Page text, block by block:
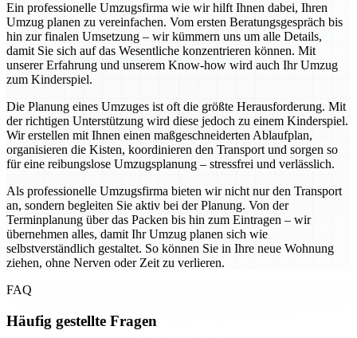
Ein professionelle Umzugsfirma wie wir hilft Ihnen dabei, Ihren
Umzug planen zu vereinfachen. Vom ersten Beratungsgespräch bis
hin zur finalen Umsetzung – wir kümmern uns um alle Details,
damit Sie sich auf das Wesentliche konzentrieren können. Mit
unserer Erfahrung und unserem Know-how wird auch Ihr Umzug
zum Kinderspiel.
Die Planung eines Umzuges ist oft die größte Herausforderung. Mit
der richtigen Unterstützung wird diese jedoch zu einem Kinderspiel.
Wir erstellen mit Ihnen einen maßgeschneiderten Ablaufplan,
organisieren die Kisten, koordinieren den Transport und sorgen so
für eine reibungslose Umzugsplanung – stressfrei und verlässlich.
Als professionelle Umzugsfirma bieten wir nicht nur den Transport
an, sondern begleiten Sie aktiv bei der Planung. Von der
Terminplanung über das Packen bis hin zum Eintragen – wir
übernehmen alles, damit Ihr Umzug planen sich wie
selbstverständlich gestaltet. So können Sie in Ihre neue Wohnung
ziehen, ohne Nerven oder Zeit zu verlieren.
FAQ
Häufig gestellte Fragen